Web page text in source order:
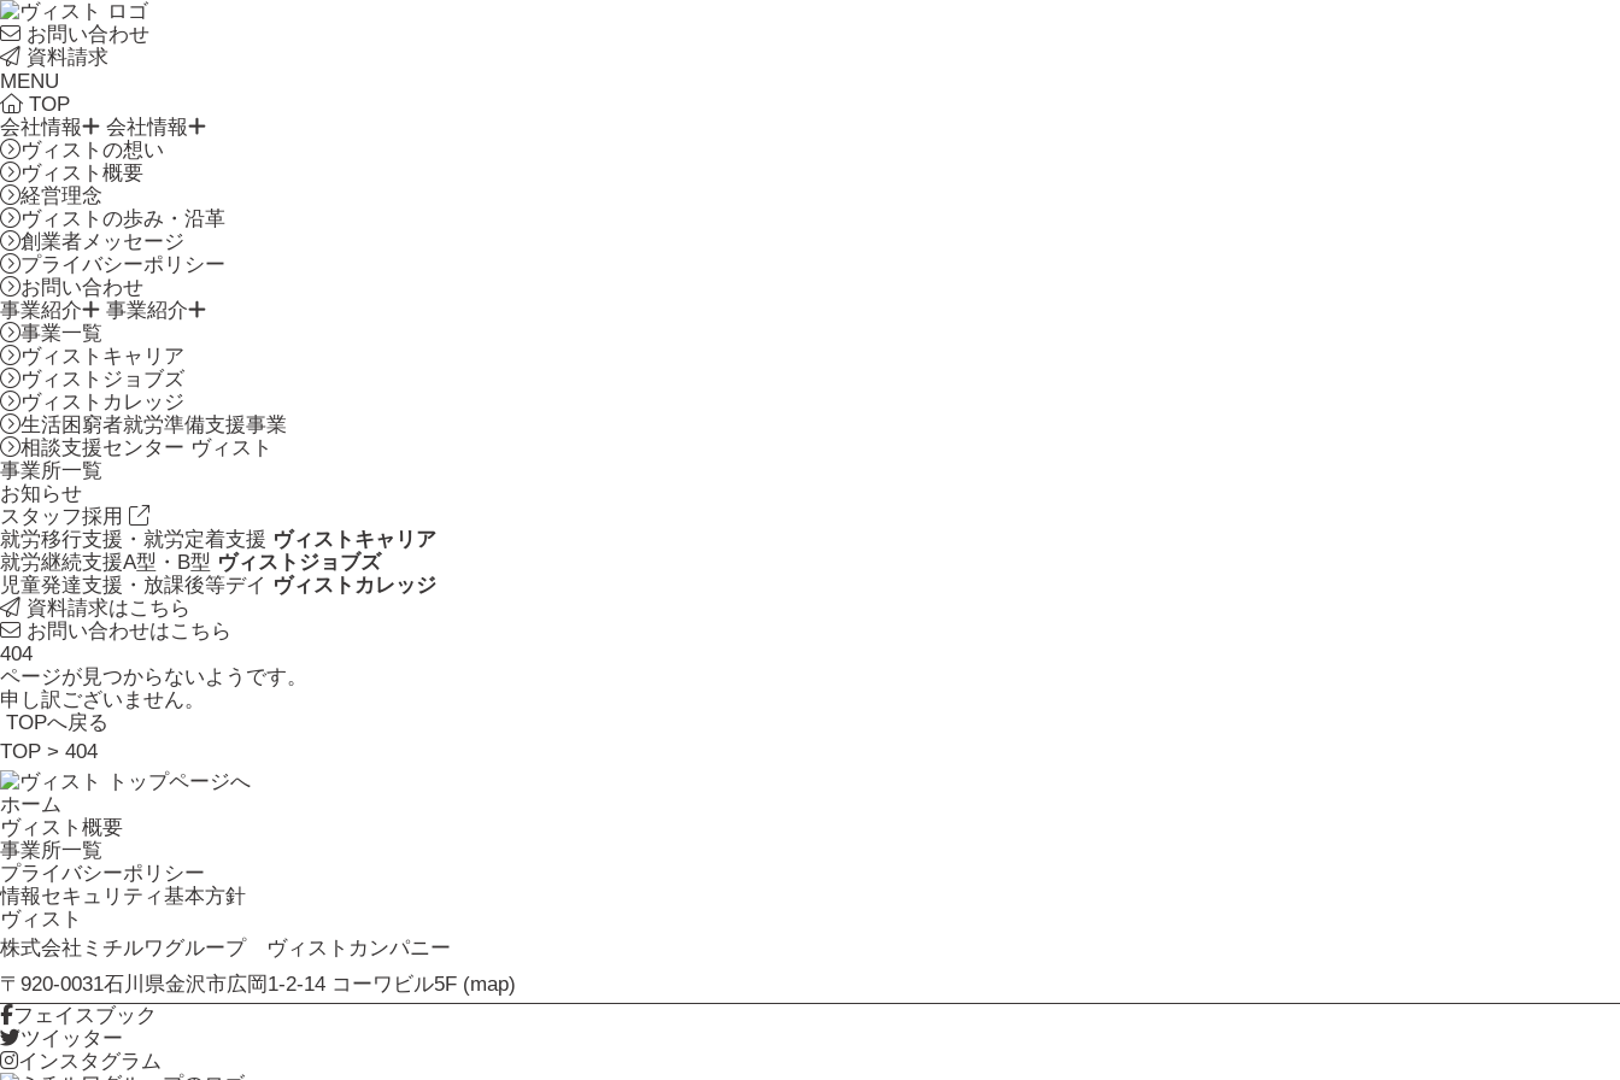
お問い合わせ
資料請求
MENU
TOP
会社情報
会社情報
ヴィストの想い
ヴィスト概要
経営理念
ヴィストの歩み・沿革
創業者メッセージ
プライバシーポリシー
お問い合わせ
事業紹介
事業紹介
事業一覧
ヴィストキャリア
ヴィストジョブズ
ヴィストカレッジ
生活困窮者就労準備支援事業
相談支援センター ヴィスト
事業所一覧
お知らせ
スタッフ採用
就労移行支援・就労定着支援 ヴィストキャリア
就労継続支援A型・B型 ヴィストジョブズ
児童発達支援・放課後等デイ ヴィストカレッジ
資料請求はこちら
お問い合わせはこちら
404
ページが見つからないようです。
申し訳ございません。
TOPへ戻る
TOP > 404
ホーム
ヴィスト概要
事業所一覧
プライバシーポリシー
情報セキュリティ基本方針
ヴィスト
株式会社ミチルワグループ ヴィストカンパニー
〒920-0031石川県金沢市広岡1-2-14 コーワビル5F (map)
フェイスブック
ツイッター
インスタグラム